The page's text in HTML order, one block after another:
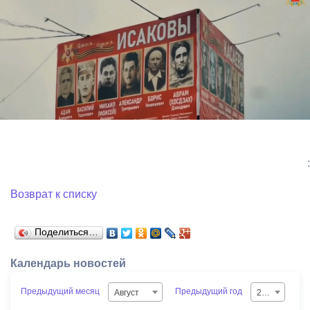
:
Возврат к списку
Поделиться…
Календарь новостей
Предыдущий месяц Август Предыдущий год 2026